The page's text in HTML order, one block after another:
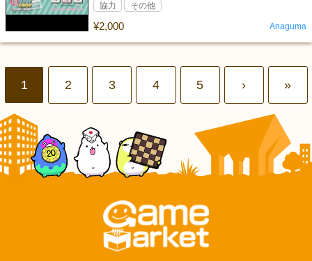
¥2,000
協力 その他
Anaguma
1 2 3 4 5 › »